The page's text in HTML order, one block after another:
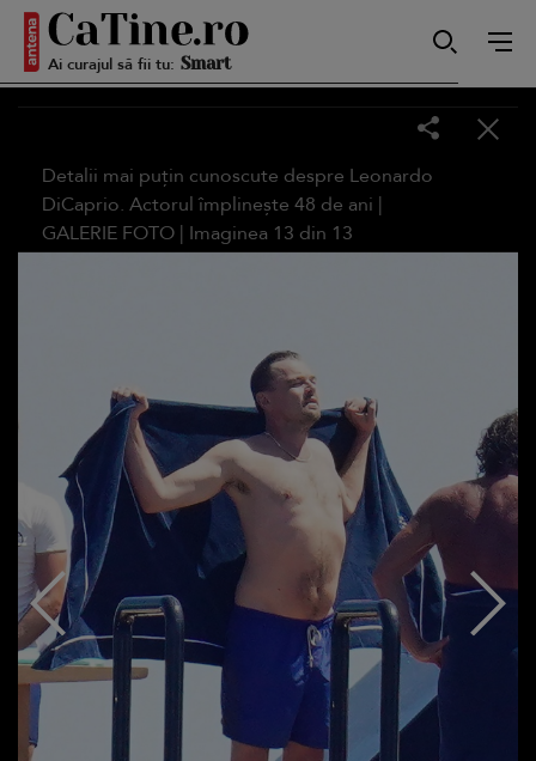
Ai curajul să fii tu:
Autentică
Sensibilă
Puternică
Detalii mai puțin cunoscute despre Leonardo
DiCaprio. Actorul împlinește 48 de ani |
GALERIE FOTO | Imaginea 13 din 13